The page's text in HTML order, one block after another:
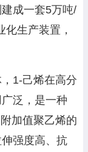
成一套5万吨/
生产装置，
1-己烯在高分
泛，是一种
加值聚乙烯的
强度高、抗